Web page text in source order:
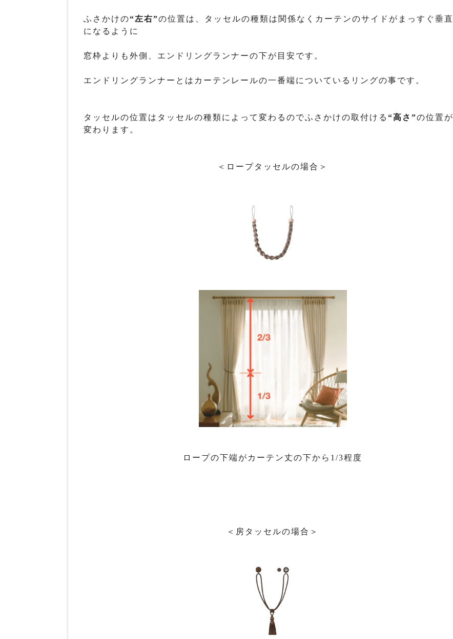
ふさかけの“左右”の位置は、タッセルの種類は関係なくカーテンのサイドがまっすぐ垂直
になるように
窓枠よりも外側、エンドリングランナーの下が目安です。
エンドリングランナーとはカーテンレールの一番端についているリングの事です。
タッセルの位置はタッセルの種類によって変わるのでふさかけの取付ける “高さ”の位置が
変わります。
＜ロープタッセルの場合＞
ロープの下端がカーテン丈の下から1/3程度
＜房タッセルの場合＞